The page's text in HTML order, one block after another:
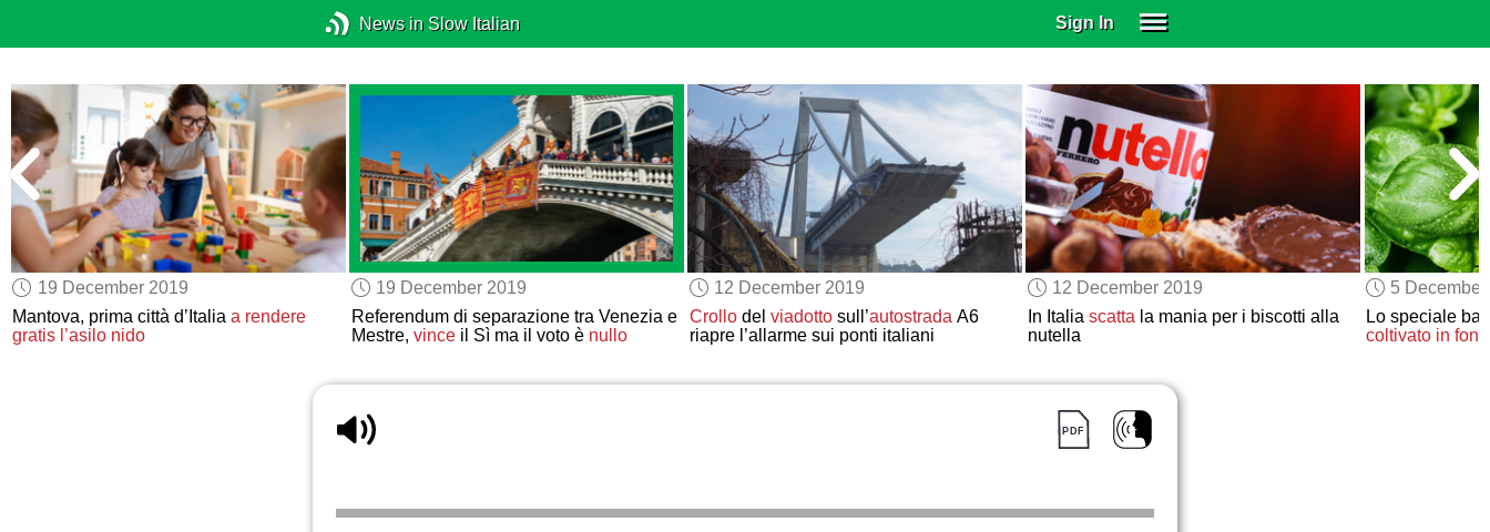
News in Slow Italian Sign In
SUBSCRIBE
EDUCATIONAL LICENSES
GIFT CARDS
OTHER LANGUAGES
ABOUT US
ALEXA
ADJUST COLORS
19 December 2019
Mantova, prima città d’Italiaa rendere
gratis l’asilo nido
19 December 2019
Referendum di separazione tra Venezia e
Mestre, vinceil Sì ma il voto è nullo
12 December 2019
Crollodel viadottosull’autostradaA6
riapre l’allarme sui ponti italiani
12 December 2019
In Italia scattala mania per i biscotti alla
nutella
5
Lo speciale
coltivato in